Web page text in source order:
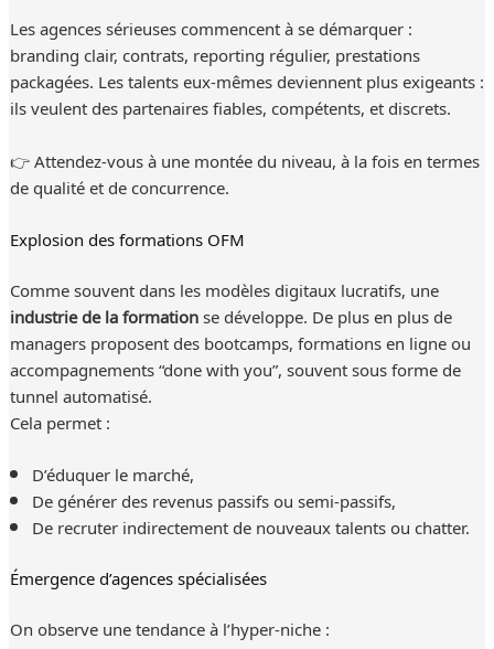
Les agences sérieuses commencent à se démarquer :
branding clair, contrats, reporting régulier, prestations
packagées. Les talents eux-mêmes deviennent plus exigeants :
ils veulent des partenaires fiables, compétents, et discrets.
👉 Attendez-vous à une montée du niveau, à la fois en termes
de qualité et de concurrence.
Explosion des formations OFM
Comme souvent dans les modèles digitaux lucratifs, une
industrie de la formationse développe. De plus en plus de
managers proposent des bootcamps, formations en ligne ou
accompagnements “done with you”, souvent sous forme de
tunnel automatisé.
Cela permet :
D’éduquer le marché,
De générer des revenus passifs ou semi-passifs,
De recruter indirectement de nouveaux talents ou chatter.
Émergence d’agences spécialisées
On observe une tendance à l’hyper-niche :